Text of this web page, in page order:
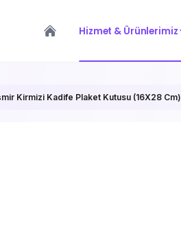
Hizmet & Ürünlerimiz
Kirmizi Kadife Plaket Kutusu (16X28 Cm)